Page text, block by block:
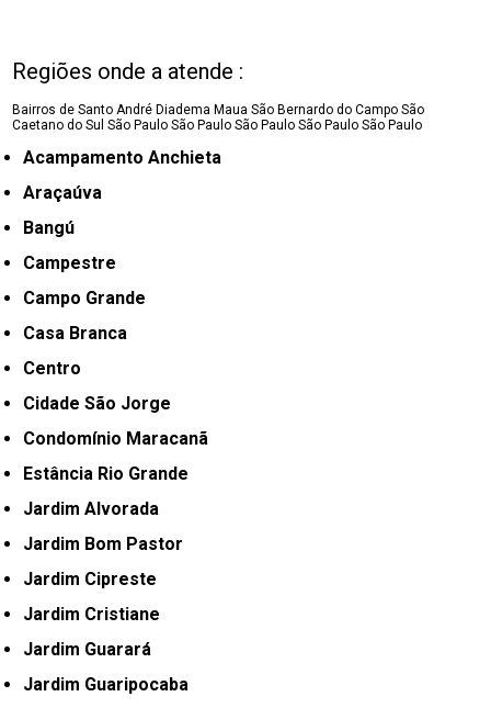
Regiões onde a atende :
Bairros de Santo André Diadema Maua São Bernardo do Campo São
Caetano do SulSão Paulo São Paulo São Paulo São Paulo São Paulo
Acampamento Anchieta
Araçaúva
Bangú
Campestre
Campo Grande
Casa Branca
Centro
Cidade São Jorge
Condomínio Maracanã
Estância Rio Grande
Jardim Alvorada
Jardim Bom Pastor
Jardim Cipreste
Jardim Cristiane
Jardim Guarará
Jardim Guaripocaba